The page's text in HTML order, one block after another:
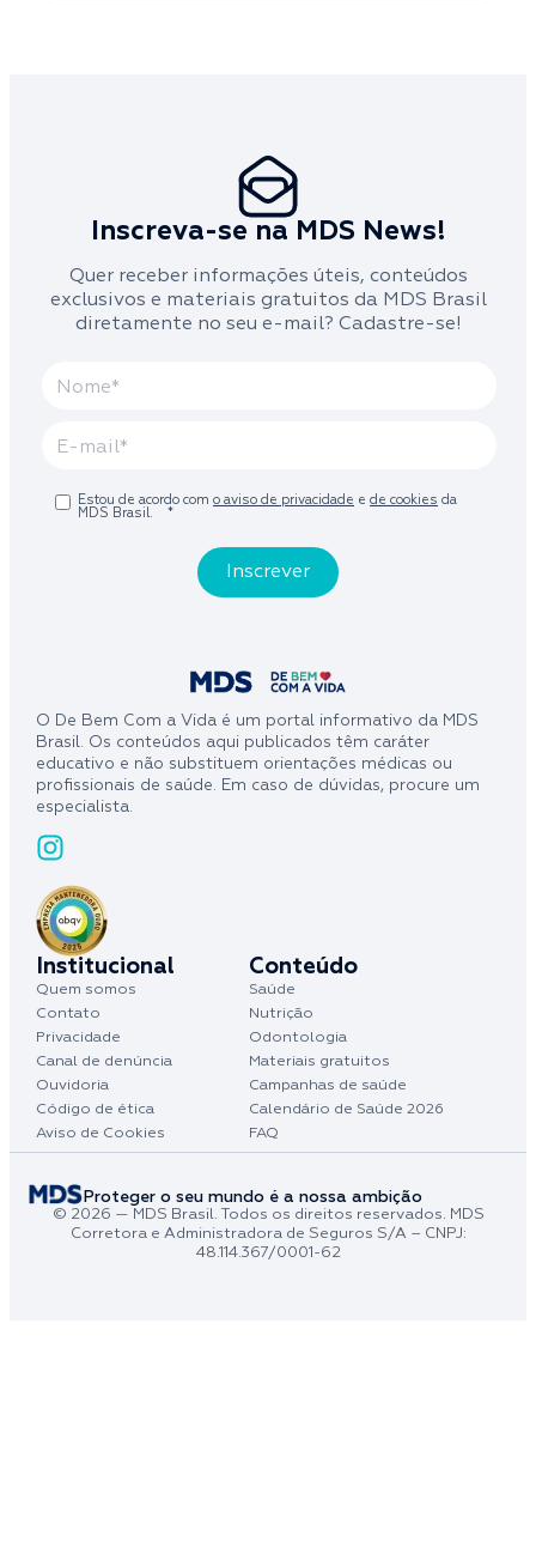
Inscreva-se na MDS News!
Quer receber informações úteis, conteúdos
exclusivos e materiais gratuitos da MDS Brasil
diretamente no seu e-mail? Cadastre-se!
Estou de acordo com o aviso de privacidade e de cookies da
MDS Brasil.
*
O De Bem Com a Vida é um portal informativo da MDS
Brasil. Os conteúdos aqui publicados têm caráter
educativo e não substituem orientações médicas ou
profissionais de saúde. Em caso de dúvidas, procure um
especialista.
Institucional
Quem somos
Contato
Privacidade
Canal de denúncia
Ouvidoria
Código de ética
Aviso de Cookies
Conteúdo
Saúde
Nutrição
Odontologia
Materiais gratuitos
Campanhas de saúde
Calendário de Saúde 2026
FAQ
Proteger o seu mundo é a nossa ambição
© 2026 — MDS Brasil. Todos os direitos reservados. MDS
Corretora e Administradora de Seguros S/A – CNPJ:
48.114.367/0001-62